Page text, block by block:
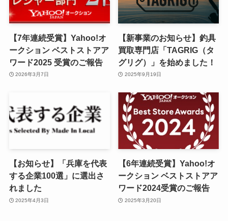
【7年連続受賞】Yahoo!オ
ークション ベストストアア
ワード2025 受賞のご報告
2026年3月7日
【新事業のお知らせ】釣具
買取専門店「TAGRIG（タ
グリグ）」を始めました！
2025年9月19日
【お知らせ】「兵庫を代表
する企業100選」に選出さ
れました
2025年4月3日
【6年連続受賞】Yahoo!オ
ークション ベストストアア
ワード2024受賞のご報告
2025年3月20日